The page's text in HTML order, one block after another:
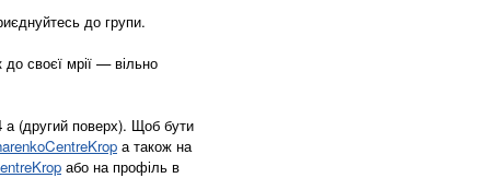
до групи.
до своєї мрії — вільно
а (другий поверх). Щоб бути
а також на
або на профіль в